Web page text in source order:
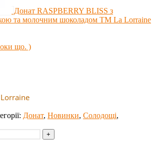
Донат RASPBERRY BLISS з
та молочним шоколадом ТМ La Lorraine
що. )
Донат, Новинки, Солодощі,
+